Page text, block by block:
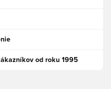
od roku 1995